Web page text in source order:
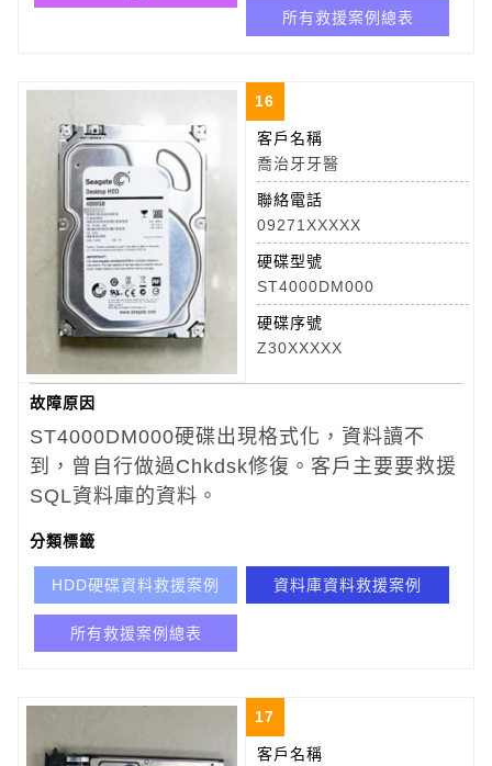
所有救援案例總表
16
客戶名稱
喬治牙牙醫
聯絡電話
09271XXXXX
硬碟型號
ST4000DM000
硬碟序號
Z30XXXXX
故障原因
ST4000DM000硬碟出現格式化，資料讀不
到，曾自行做過Chkdsk修復。客戶主要要救援
SQL資料庫的資料。
分類標籤
HDD硬碟資料救援案例 資料庫資料救援案例
所有救援案例總表
17
客戶名稱